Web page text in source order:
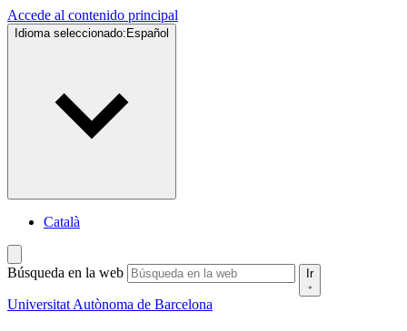
Accede al contenido principal
Idioma seleccionado: Español
Català
Búsqueda en la web Ir
Universitat Autònoma de Barcelona